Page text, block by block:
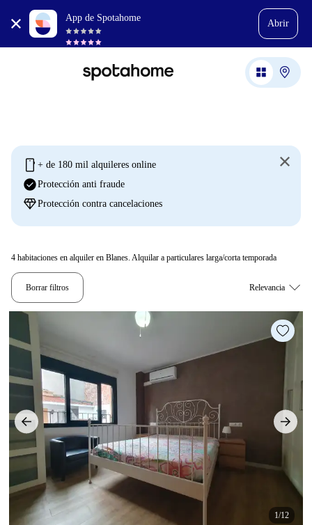
App de Spotahome
Abrir
mobile + de 180 mil alquileres online
check_circleProtección anti fraude
diamondProtección contra cancelaciones
4 habitaciones en alquiler en Blanes. Alquilar a particulares larga/corta temporada
Borrar filtros
1/12